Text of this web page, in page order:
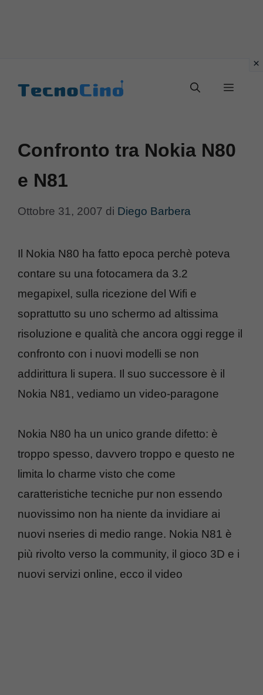
Menu
Confronto tra Nokia N80
e N81
Ottobre 31, 2007 di Diego Barbera
Il Nokia N80 ha fatto epoca perchè poteva
contare su una fotocamera da 3.2
megapixel, sulla ricezione del Wifi e
soprattutto su uno schermo ad altissima
risoluzione e qualità che ancora oggi regge il
confronto con i nuovi modelli se non
addirittura li supera. Il suo successore è il
Nokia N81, vediamo un video-paragone
Nokia N80 ha un unico grande difetto: è
troppo spesso, davvero troppo e questo ne
limita lo charme visto che come
caratteristiche tecniche pur non essendo
nuovissimo non ha niente da invidiare ai
nuovi nseries di medio range. Nokia N81 è
più rivolto verso la community, il gioco 3D e i
nuovi servizi online, ecco il video